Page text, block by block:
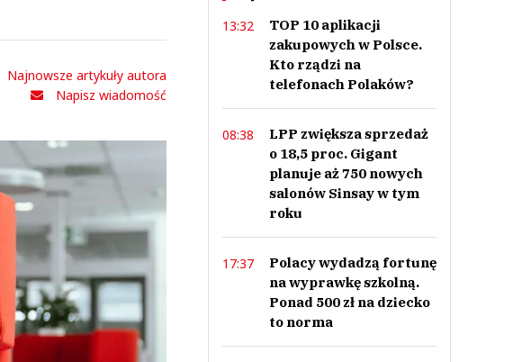
Najnowsze artykuły autora
Napisz wiadomość
13:32
TOP 10 aplikacji
zakupowych w Polsce.
Kto rządzi na
telefonach Polaków?
08:38
LPP zwiększa sprzedaż
o 18,5 proc. Gigant
planuje aż 750 nowych
salonów Sinsay w tym
roku
17:37
Polacy wydadzą fortunę
na wyprawkę szkolną.
Ponad 500 zł na dziecko
to norma